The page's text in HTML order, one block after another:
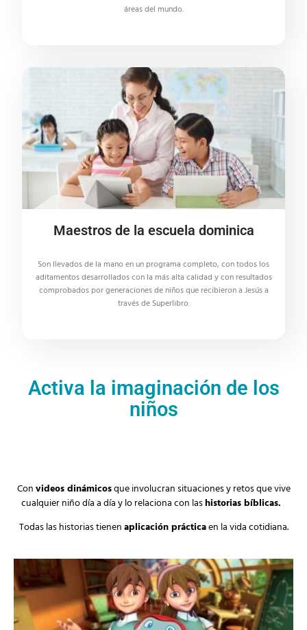
áreas del mundo.
Maestros de la escuela dominica
Son llevados de la mano en un programa completo, con todos los
aditamentos desarrollados con la más alta calidad y con resultados
comprobados por generaciones de niños que recibieron a Jesús a
través de Superlibro.
Activa la imaginación de los
niños
Convideos dinámicosque involucran situaciones y retos que vive
cualquier niño día a día y lo relaciona con lashistorias bíblicas.
Todas las historias tienenaplicación prácticaen la vida cotidiana.